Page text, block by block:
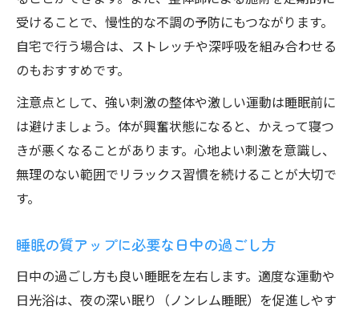
受けることで、慢性的な不調の予防にもつながります。
自宅で行う場合は、ストレッチや深呼吸を組み合わせる
のもおすすめです。
注意点として、強い刺激の整体や激しい運動は睡眠前に
は避けましょう。体が興奮状態になると、かえって寝つ
きが悪くなることがあります。心地よい刺激を意識し、
無理のない範囲でリラックス習慣を続けることが大切で
す。
睡眠の質アップに必要な日中の過ごし方
日中の過ごし方も良い睡眠を左右します。適度な運動や
日光浴は、夜の深い眠り（ノンレム睡眠）を促進しやす